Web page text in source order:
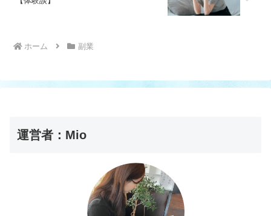
ホーム 副業
運営者：Mio